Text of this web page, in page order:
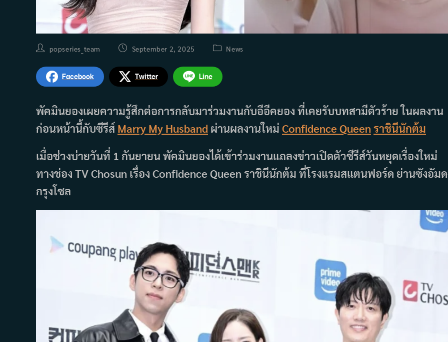
Postpopseries_team
PostSeptember 2, 2025
PostNews
Facebook Twitter Line
พัคมินยองเผยความรู้สึกต่อการกลับมาร่วมงานกับอีอีคยอง ที่เคยรับบทสามีตัวร้าย ในผลงาน
ก่อนหน้านี้กับซีรีส์ Marry My Husband ผ่านผลงานใหม่ Confidence Queen ราชินีนักต้ม
เมื่อช่วงบ่ายวันที่ 1 กันยายน พัคมินยองได้เข้าร่วมงานแถลงข่าวเปิดตัวซีรีส์วันหยุดเรื่องใหม่
ทางช่อง TV Chosun เรื่อง Confidence Queen ราชินีนักต้ม ที่โรงแรมสแตนฟอร์ด ย่านซังอัม
กรุงโซล